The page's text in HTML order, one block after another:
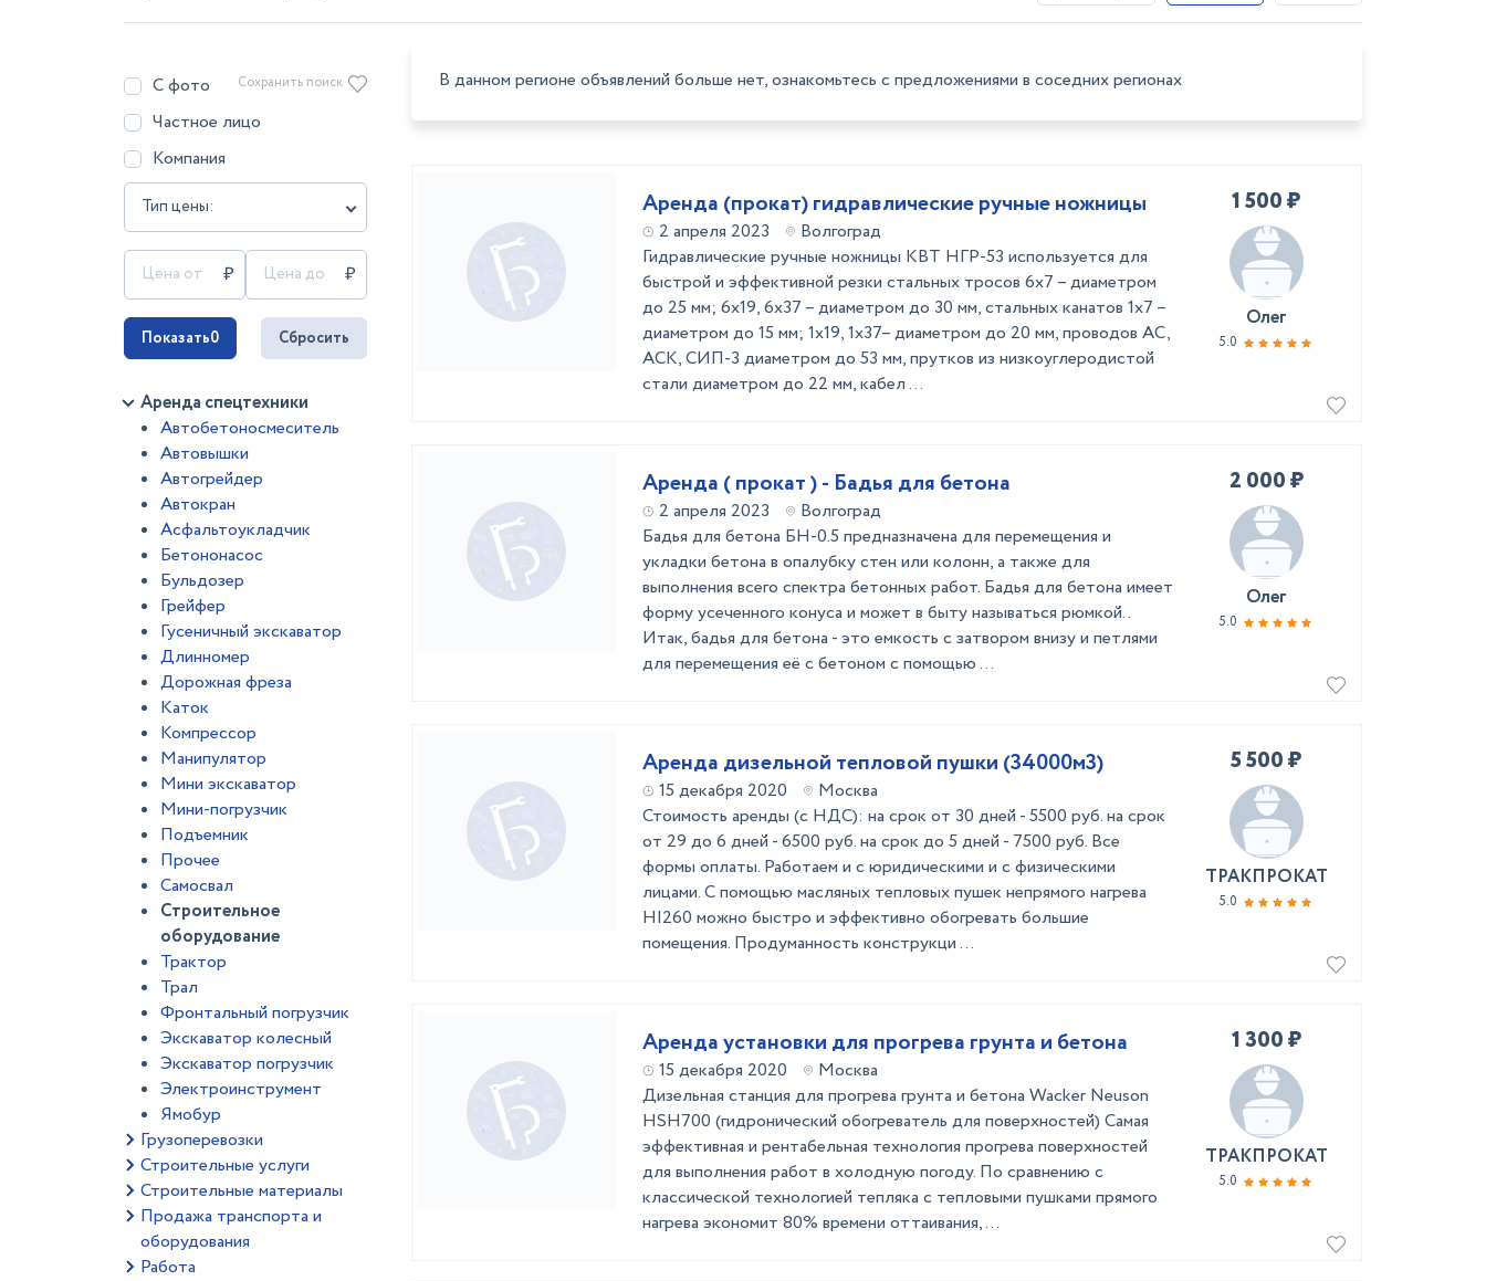
С фото
Частное лицо
Компания
Тип цены:
Сохранить поиск
Показать0 Сбросить
Аренда спецтехники
Автобетоносмеситель
Автовышки
Автогрейдер
Автокран
Асфальтоукладчик
Бетононасос
Бульдозер
Грейфер
Гусеничный экскаватор
Длинномер
Дорожная фреза
Каток
Компрессор
Манипулятор
Мини экскаватор
Мини-погрузчик
Подъемник
Прочее
Самосвал
Строительное
оборудование
Трактор
Трал
Фронтальный погрузчик
Экскаватор колесный
Экскаватор погрузчик
Электроинструмент
Ямобур
Грузоперевозки
Строительные услуги
Строительные материалы
Продажа транспорта и
оборудования
Работа
В данном регионе объявлений больше нет, ознакомьтесь с предложениями в соседних регионах
Аренда (прокат) гидравлические ручные ножницы
2 апреля 2023
Волгоград
Гидравлические ручные ножницы КВТ НГР-53 используется для
быстрой и эффективной резки стальных тросов 6х7 – диаметром
до 25 мм; 6х19, 6х37 – диаметром до 30 мм, стальных канатов 1х7 –
диаметром до 15 мм; 1х19, 1х37– диаметром до 20 мм, проводов АС,
АСК, СИП-3 диаметром до 53 мм, прутков из низкоуглеродистой
стали диаметром до 22 мм, кабел ...
1 500 ₽
Олег
5.0
Аренда ( прокат ) - Бадья для бетона
2 апреля 2023
Волгоград
Бадья для бетона БН-0.5 предназначена для перемещения и
укладки бетона в опалубку стен или колонн, а также для
выполнения всего спектра бетонных работ. Бадья для бетона имеет
форму усеченного конуса и может в быту называться рюмкой. .
Итак, бадья для бетона - это емкость с затвором внизу и петлями
для перемещения её с бетоном с помощью ...
2 000 ₽
Олег
5.0
Аренда дизельной тепловой пушки (34000м3)
15 декабря 2020
Москва
Стоимость аренды (с НДС): на срок от 30 дней - 5500 руб. на срок
от 29 до 6 дней - 6500 руб. на срок до 5 дней - 7500 руб. Все
формы оплаты. Работаем и с юридическими и с физическими
лицами. C помощью масляных тепловых пушек непрямого нагрева
HI260 можно быстро и эффективно обогревать большие
помещения. Продуманность конструкци ...
5 500 ₽
ТРАКПРОКАТ
5.0
Аренда установки для прогрева грунта и бетона
15 декабря 2020
Москва
Дизельная станция для прогрева грунта и бетона Wacker Neuson
HSH700 (гидронический обогреватель для поверхностей) Самая
эффективная и рентабельная технология прогрева поверхностей
для выполнения работ в холодную погоду. По сравнению с
классической технологией тепляка с тепловыми пушками прямого
нагрева экономит 80% времени оттаивания, ...
1 300 ₽
ТРАКПРОКАТ
5.0